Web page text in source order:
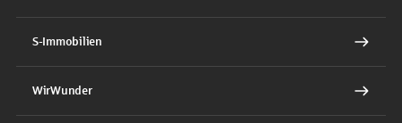
S-Immobilien
WirWunder